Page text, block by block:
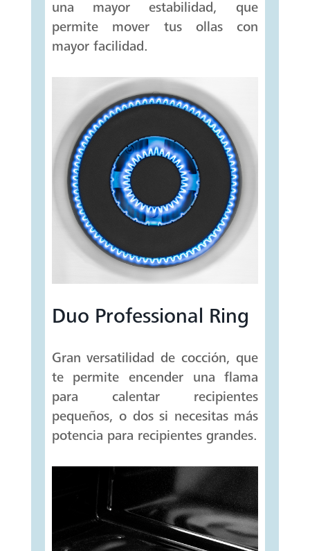
una mayor estabilidad, que
permite mover tus ollas con
mayor facilidad.
Duo Professional Ring
Gran versatilidad de cocción, que
te permite encender una flama
para calentar recipientes
pequeños, o dos si necesitas más
potencia para recipientes grandes.